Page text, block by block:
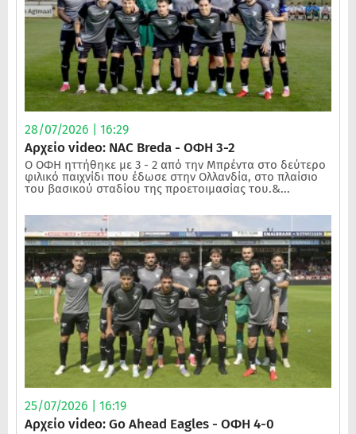
28/07/2026 | 16:29
Αρχείο video: NAC Breda - ΟΦΗ 3-2
Ο ΟΦΗ ηττήθηκε με 3 - 2 από την Μπρέντα στο δεύτερο
φιλικό παιχνίδι που έδωσε στην Ολλανδία, στο πλαίσιο
του βασικού σταδίου της προετοιμασίας του.&...
25/07/2026 | 16:19
Αρχείο video: Go Ahead Eagles - ΟΦΗ 4-0